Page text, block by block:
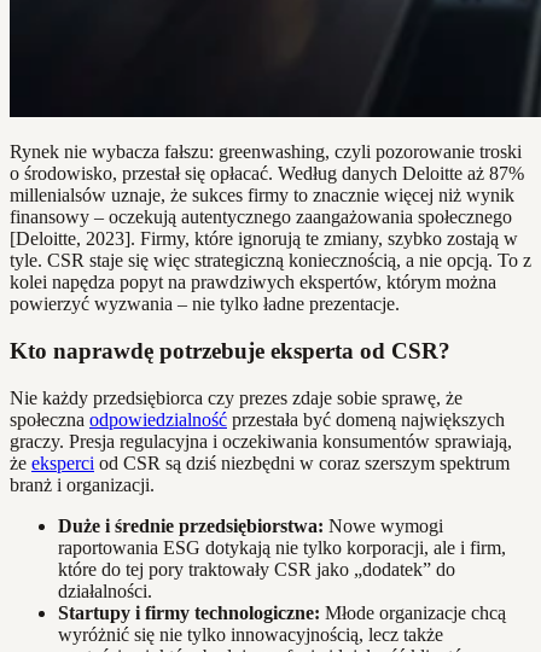
Rynek nie wybacza fałszu: greenwashing, czyli pozorowanie troski
o środowisko, przestał się opłacać. Według danych Deloitte aż 87%
millenialsów uznaje, że sukces firmy to znacznie więcej niż wynik
finansowy – oczekują autentycznego zaangażowania społecznego
[Deloitte, 2023]. Firmy, które ignorują te zmiany, szybko zostają w
tyle. CSR staje się więc strategiczną koniecznością, a nie opcją. To z
kolei napędza popyt na prawdziwych ekspertów, którym można
powierzyć wyzwania – nie tylko ładne prezentacje.
Kto naprawdę potrzebuje eksperta od CSR?
Nie każdy przedsiębiorca czy prezes zdaje sobie sprawę, że
społeczna odpowiedzialność przestała być domeną największych
graczy. Presja regulacyjna i oczekiwania konsumentów sprawiają,
że eksperci od CSR są dziś niezbędni w coraz szerszym spektrum
branż i organizacji.
Duże i średnie przedsiębiorstwa: Nowe wymogi
raportowania ESG dotykają nie tylko korporacji, ale i firm,
które do tej pory traktowały CSR jako „dodatek” do
działalności.
Startupy i firmy technologiczne: Młode organizacje chcą
wyróżnić się nie tylko innowacyjnością, lecz także